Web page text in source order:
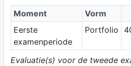
Moment
Vorm
Eerste
examenperiode
Portfolio
Evaluatie(s) voor de tweede